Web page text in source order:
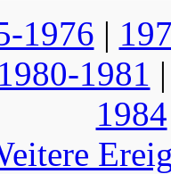
1976 |
1980-1981
1984